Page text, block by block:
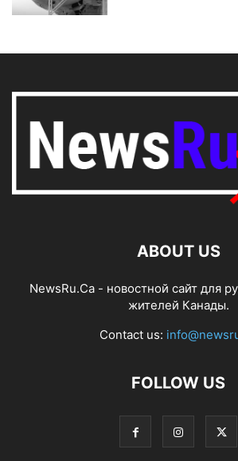
ABOUT US
NewsRu.Ca - новостной сайт для
жителей Канады.
Contact us:
FOLLOW US